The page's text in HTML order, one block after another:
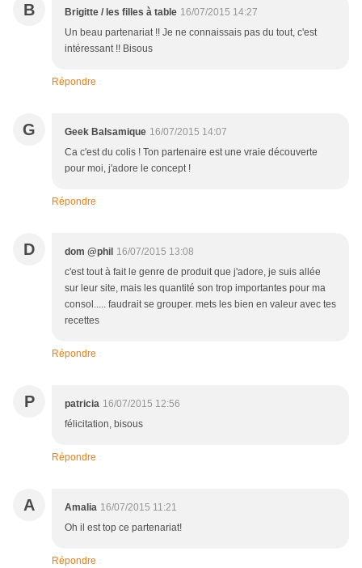
B Brigitte / les filles à table 16/07/2015 14:27
Un beau partenariat !! Je ne connaissais pas du tout, c'est
intéressant !! Bisous
Répondre
G Geek Balsamique 16/07/2015 14:07
Ca c'est du colis ! Ton partenaire est une vraie découverte
pour moi, j'adore le concept !
Répondre
D dom @phil 16/07/2015 13:08
c'est tout à fait le genre de produit que j'adore, je suis allée
sur leur site, mais les quantité son trop importantes pour ma
consol..... faudrait se grouper. mets les bien en valeur avec tes
recettes
Répondre
P patricia 16/07/2015 12:56
félicitation, bisous
Répondre
A Amalia 16/07/2015 11:21
Oh il est top ce partenariat!
Répondre